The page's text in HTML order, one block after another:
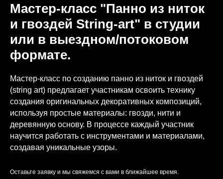
Мастер-класс "Панно из ниток
и гвоздей String-art" в студии
или в выездном/потоковом
формате.
Мастер-класс по созданию панно из ниток и гвоздей
(string art) предлагает участникам освоить технику
создания оригинальных декоративных композиций,
используя простые материалы: гвозди, нити и
деревянную основу. В процессе каждый участник
научится работать с инструментами и материалами,
создавая уникальные узоры.
Оставьте заявку и мы свяжемся с вами в ближайшее время.